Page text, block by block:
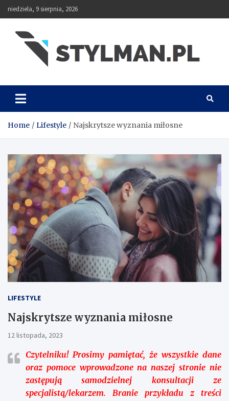
Skip
to
niedziela, 9 sierpnia, 2026
Stylman
Home Lifestyle Najskrytsze wyznania miłosne
LIFESTYLE
Najskrytsze wyznania miłosne
12 listopada, 2023
Czytelniku!Prosimy pamiętać, że wszystkie dane
oraz pomoce wprowadzone na naszej stronie nie
zastępują samodzielnej konsultacji ze
specjalistą/lekarzem. Branie przykładu z treści